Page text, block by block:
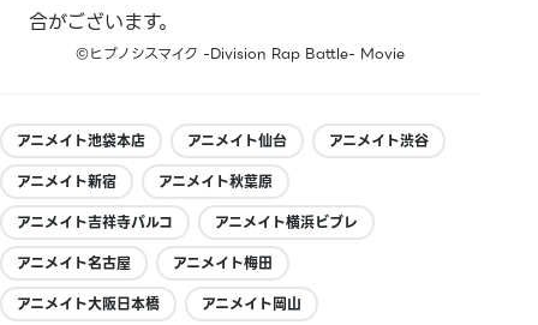
合がございます。
©ヒプノシスマイク -Division Rap Battle- Movie
アニメイト池袋本店 アニメイト仙台
アニメイト渋谷
アニメイト新宿
アニメイト秋葉原
アニメイト吉祥寺パルコ
アニメイト横浜ビブレ
アニメイト名古屋
アニメイト梅田
アニメイト大阪日本橋
アニメイト岡山